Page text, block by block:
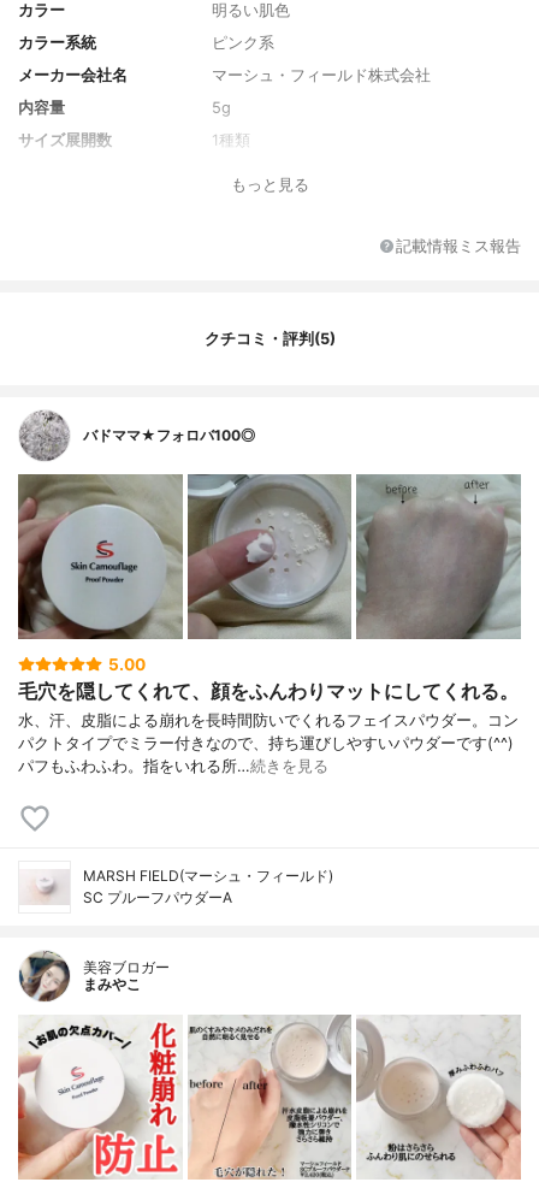
カラー
明るい肌色
カラー系統
ピンク系
メーカー会社名
マーシュ・フィールド株式会社
内容量
5g
サイズ展開数
1種類
2019/4/25
ー、(ビニルジメチコン/メチコンシルセスキ
オキサン)クロスポリマー、シリカ、アクリ
ゾウ根エキス、コメヌカ油、オウゴン根エ
キス、ハトムギ種子エキス、シソ葉エキ
ス、コメヌカスフィンゴ糖脂質、BG、酢酸
セルロース、水、マイカ、グリセリン、ヒ
ドロキシアパタイト、オレイン酸ポリグリ
セリルー10、トリ(カプリル酸/カプリン酸)
グリセリル、レシチン、酸化亜鉛、酸化鉄
もっと見る
記載情報ミス報告
クチコミ・評判(5)
バドママ★フォロバ100◎
5.00
毛穴を隠してくれて、顔をふんわりマットにしてくれる。
水、汗、皮脂による崩れを長時間防いでくれるフェイスパウダー。コン
パクトタイプでミラー付きなので、持ち運びしやすいパウダーです(^^)
パフもふわふわ。指をいれる所…続きを見る
MARSH FIELD(マーシュ・フィールド)
SC プルーフパウダーA
美容ブロガー
まみやこ